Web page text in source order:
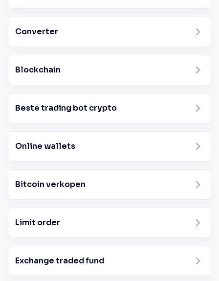
Converter
Blockchain
Beste trading bot crypto
Online wallets
Bitcoin verkopen
Limit order
Exchange traded fund